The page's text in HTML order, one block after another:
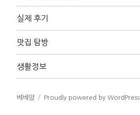
실제 후기
맛집 탐방
생활정보
베베얌 Proudly powered by WordPress